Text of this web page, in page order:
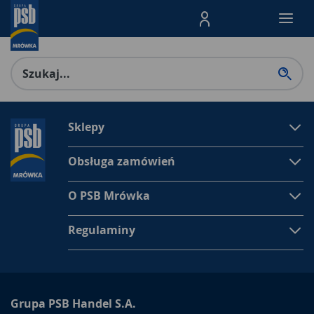
Menu Produktów,
Sklepy
Obsługa zamówień
O PSB Mrówka
Regulaminy
Grupa PSB Handel S.A.